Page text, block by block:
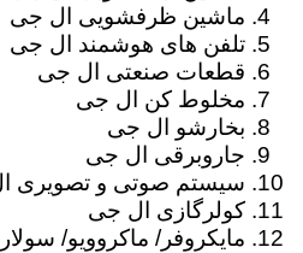
ماشین ظرفشویی ال جی
تلفن های هوشمند ال جی
قطعات صنعتی ال جی
مخلوط کن ال جی
بخارشو ال جی
جاروبرقی ال جی
سیستم صوتی و تصویری
کولرگازی ال جی
مایکروفر/ ماکروویو/